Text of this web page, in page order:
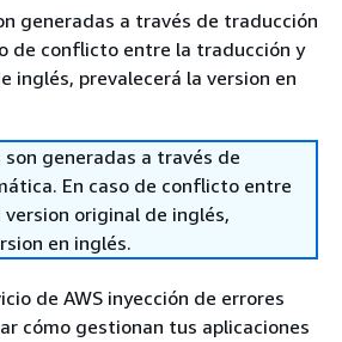
generadas a través de traducción
de conflicto entre la traducción y
inglés, prevalecerá la version en
generadas a través de
En caso de conflicto entre
original de inglés,
en inglés.
de AWS inyección de errores
cómo gestionan tus aplicaciones